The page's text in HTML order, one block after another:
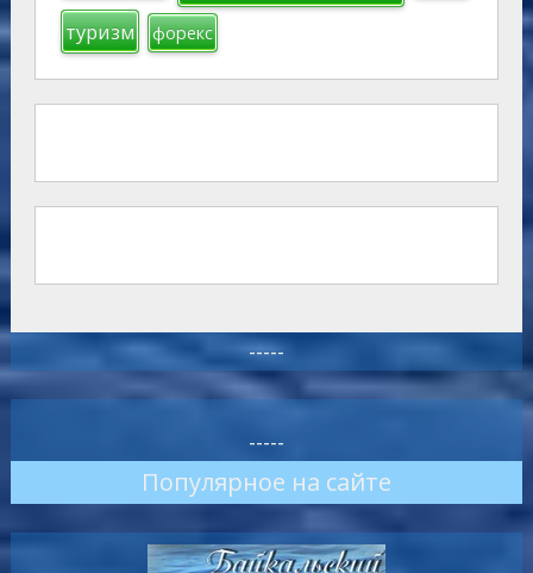
туризм форекс
-----
-----
Популярное на сайте